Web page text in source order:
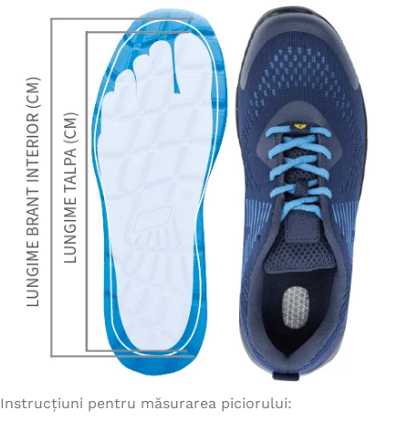
Instrucțiuni pentru măsurarea piciorului: